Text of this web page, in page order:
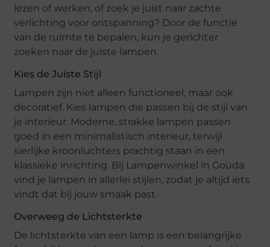
lezen of werken, of zoek je juist naar zachte
verlichting voor ontspanning? Door de functie
van de ruimte te bepalen, kun je gerichter
zoeken naar de juiste lampen.
Kies de Juiste Stijl
Lampen zijn niet alleen functioneel, maar ook
decoratief. Kies lampen die passen bij de stijl van
je interieur. Moderne, strakke lampen passen
goed in een minimalistisch interieur, terwijl
sierlijke kroonluchters prachtig staan in een
klassieke inrichting. Bij Lampenwinkel in Gouda
vind je lampen in allerlei stijlen, zodat je altijd iets
vindt dat bij jouw smaak past.
Overweeg de Lichtsterkte
De lichtsterkte van een lamp is een belangrijke